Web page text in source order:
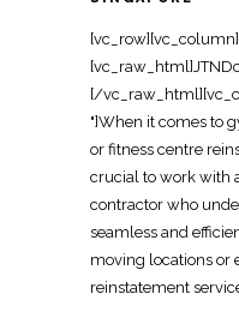
[vc_row][vc_column][vc_raw_html]JTNDc2NyaXB0JTIwdHlwZSUzRCUyMmFwcGxpY2F0aW9uJTJGbGQlMkJqc29uJTIyJTNFJTBBJTdCJTBBJTIwJTIwJTIyJTQwY29udGV4dCUyMiUzQSUyMCUyMmh0dHBzJTNBJTJGJTJGc2NoZW1hLm9yZyUyMiUyQyUwQSUyMCUyMCUyMiU0MGdyYXBoJTIyJTNBJTIwJTVCJTBBJTIwJTIwJTIwJTIwJTdCJTBBJTIwJTIwJTIwJTIwJTIwJTIwJTIyJTQwdHlwZSUyMiUzQSUyMCUyMk9yZ2FuaXphdGlvbiUyMiUyQyUwQSUyMCUyMCUyMCUyMCUyMCUyMCUyMm5hbWUlMjIlM0ElMjAlMjJPZmZpY2UlMjBSZWluc3RhdGVtZW50JTIwU2luZ2Fwb3JlJTIyJTJDJTBBJTIwJTIwJTIwJTIwJTIwJTIwJTIydXJsJTIyJTNBJTIwJTIyaHR0cHMlM0ElMkYlMkZ3d3cub2ZmaWNlcmVpbnN0YXRlbWVudHNpbmdhcG9yZS5jb20lMkYlMjIlMkMlMEElMjAlMjAlMjAlMjAlMjAlMjAlMjJsb2dvJTIyJTNBJTIwJTIyaHR0cHMlM0ElMkYlMkZ3d3cub2ZmaWNlcmVpbnN0YXRlbWVudHNpbmdhcG9yZS5jb20lMkZsb2dvLnBuZyUyMiUyQyUwQSUyMCUyMCUyMCUyMCUyMCUyMCUyMnNhbWVBcyUyMiUzQSUyMCU1QiUwQSUyMCUyMCUyMCUyMCUyMCUyMCUyMCUyMCUyMmh0dHBzJTNBJTJGJTJGd3d3LmZhY2Vib29rLmNvbSUyRk9mZmljZVJlaW5zdGF0ZW1lbnRTaW5nYXBvcmUlMjIlMkMlMEElMjAlMjAlMjAlMjAlMjAlMjAlMjAlMjAlMjJodHRwcyUzQSUyRiUyRnd3dy5saW5rZWRpbi5jb20lMkZjb21wYW55JTJGb2ZmaWNlLXJlaW5zdGF0ZW1lbnQtc2luZ2Fwb3JlJTIyJTBBJTIwJTIwJTIwJTIwJTIwJTIwJTVEJTJDJTBBJTIwJTIwJTIwJTIwJTIwJTIwJTIyY29udGFjdFBvaW50JTIyJTNBJTIwJTVCJTBBJTIwJTIwJTIwJTIwJTIwJTIwJTIwJTIwJTdCJTBBJTIwJTIwJTIwJTIwJTIwJTIwJTIwJTIwJTIwJTIwJTIyJTQwdHlwZSUyMiUzQSUyMCUyMkNvbnRhY3RQb2ludCUyMiUyQyUwQSUyMCUyMCUyMCUyMCUyMCUyMCUyMCUyMCUyMCUyMCUyMnRlbGVwaG9uZSUyMiUzQSUyMCUyMiUyQjY1JTIwNjM2OSUyMDgxMjMlMjIlMkMlMEElMjAlMjAlMjAlMjAlMjAlMjAlMjAlMjAlMjAlMjAlMjJjb250YWN0VHlwZSUyMiUzQSUyMCUyMmN1c3RvbWVyJTIwc2VydmljZSUyMiUyQyUwQSUyMCUyMCUyMCUyMCUyMCUyMCUyMCUyMCUyMCUyMCUyMmFyZWFTZXJ2ZWQlMjIlM0ElMjAlMjJTRyUyMiUyQyUwQSUyMCUyMCUyMCUyMCUyMCUyMCUyMCUyMCUyMCUyMCUyMmF2YWlsYWJsZUxhbmd1YWdlJTIyJTNBJTIwJTIyZW4lMjIlMEElMjAlMjAlMjAlMjAlMjAlMjAlMjAlMjAlN0QlMEElMjAlMjAlMjAlMjAlMjAlMjAlNUQlMEElMjAlMjAlMjAlMjAlN0QlMkMlMEElMjAlMjAlMjAlMjAlN0IlMEElMjAlMjAlMjAlMjAlMjAlMjAlMjIlNDB0eXBlJTIyJTNBJTIwJTIyV2ViU2l0ZSUyMiUyQyUwQSUyMCUyMCUyMCUyMCUyMCUyMCUyMnVybCUyMiUzQSUyMCUyMmh0dHBzJTNBJTJGJTJGd3d3Lm9mZmljZXJlaW5zdGF0ZW1lbnRzaW5nYXBvcmUuY29tJTJGJTIyJTJDJTBBJTIwJTIwJTIwJTIwJTIwJTIwJTIycG90ZW50aWFsQWN0aW9uJTIyJTNBJTIwJTdCJTBBJTIwJTIwJTIwJTIwJTIwJTIwJTIwJTIwJTIyJTQwdHlwZSUyMiUzQSUyMCUyMlNlYXJjaEFjdGlvbiUyMiUyQyUwQSUyMCUyMCUyMCUyMCUyMCUyMCUyMCUyMCUyMnRhcmdldCUyMiUzQSUyMCUyMmh0dHBzJTNBJTJGJTJGd3d3Lm9mZmljZXJlaW5zdGF0ZW1lbnRzaW5nYXBvcmUuY29tJTJGJTNGcyUzRCU3QnNlYXJjaF90ZXJtX3N0cmluZyU3RCUyMiUyQyUwQSUyMCUyMCUyMCUyMCUyMCUyMCUyMCUyMCUyMnF1ZXJ5LWlucHV0JTIyJTNBJTIwJTIycmVxdWlyZWQlMjBuYW1lJTNEc2VhcmNoX3Rlcm1fc3RyaW5nJTIyJTBBJTIwJTIwJTIwJTIwJTIwJTIwJTdEJTBBJTIwJTIwJTIwJTIwJTdEJTJDJTBBJTIwJTIwJTIwJTIwJTdCJTBBJTIwJTIwJTIwJTIwJTIwJTIwJTIyJTQwdHlwZSUyMiUzQSUyMCUyMkxvY2FsQnVzaW5lc3MlMjIlMkMlMEElMjAlMjAlMjAlMjAlMjAlMjAlMjJuYW1lJTIyJTNBJTIwJTIyT2ZmaWNlJTIwUmVpbnN0YXRlbWVudCUyMFNpbmdhcG9yZSUyMENvbnRyYWN0b3IlMjIlMkMlMEElMjAlMjAlMjAlMjAlMjAlMjAlMjJhZGRyZXNzJTIyJTNBJTIwJTdCJTBBJTIwJTIwJTIwJTIwJTIwJTIwJTIwJTIwJTIyJTQwdHlwZSUyMiUzQSUyMCUyMlBvc3RhbEFkZHJlc3MlMjIlMkMlMEElMjAlMjAlMjAlMjAlMjAlMjAlMjAlMjAlMjJzdHJlZXRBZGRyZXNzJTIyJTNBJTIwJTIyOCUyMEFkbWlyYWx0eSUyMFN0cmVldCUyMCUyMzA3JUUyJTgwJTkxMDElMjBBZG1pcmF4JTIyJTJDJTBBJTIwJTIwJTIwJTIwJTIwJTIwJTIwJTIwJTIyYWRkcmVzc0xvY2FsaXR5JTIyJTNBJTIwJTIyU2luZ2Fwb3JlJTIyJTJDJTBBJTIwJTIwJTIwJTIwJTIwJTIwJTIwJTIwJTIycG9zdGFsQ29kZSUyMiUzQSUyMCUyMjc1NzQzOCUyMiUyQyUwQSUyMCUyMCUyMCUyMCUyMCUyMCUyMCUyMCUyMmFkZHJlc3NDb3VudHJ5JTIyJTNBJTIwJTIyU0clMjIlMEElMjAlMjAlMjAlMjAlMjAlMjAlN0QlMkMlMEElMjAlMjAlMjAlMjAlMjAlMjAlMjJ0ZWxlcGhvbmUlMjIlM0ElMjAlMjIlMkI2NSUyMDYzNjklMjA4MTIzJTIyJTJDJTBBJTIwJTIwJTIwJTIwJTIwJTIwJTIydXJsJTIyJTNBJTIwJTIyaHR0cHMlM0ElMkYlMkZ3d3cub2ZmaWNlcmVpbnN0YXRlbWVudHNpbmdhcG9yZS5jb20lMkZneW0tZml0bmVzcy1jZW50cmUtcmVpbnN0YXRlbWVudC1zaW5nYXBvcmUtY29udHJhY3RvciUyRiUyMiUyQyUwQSUyMCUyMCUyMCUyMCUyMCUyMCUyMmRlc2NyaXB0aW9uJTIyJTNBJTIwJTIyU3BlY2lhbGlzdCUyMGNvbnRyYWN0b3IlMjBmb3IlMjBneW0lMjByZWluc3RhdGVtZW50JTIwYW5kJTIwZml0bmVzcyUyMGNlbnRyZSUyMHJlaW5zdGF0ZW1lbnQlMjBpbiUyMFNpbmdhcG9yZSUyQyUyMHJlc3RvcmluZyUyMHdvcmtvdXQlMjBzcGFjZXMlMjBhbmQlMjBmaXRuZXNzJTIwcHJlbWlzZXMlMjB0byUyMHRoZWlyJTIwb3JpZ2luYWwlMjBjb25kaXRpb24lMjBmb3IlMjBsZWFzZSUyMGhhbmRvdmVyLiUyMiUyQyUwQSUyMCUyMCUyMCUyMCUyMCUyMCUyMm9wZW5pbmdIb3Vyc1NwZWNpZmljYXRpb24lMjIlM0ElMjAlNUIlMEElMjAlMjAlMjAlMjAlMjAlMjAlMjAlMjAlN0IlMEElMjAlMjAlMjAlMjAlMjAlMjAlMjAlMjAlMjAlMjAlMjIlNDB0eXBlJTIyJTNBJTIwJTIyT3BlbmluZ0hvdXJzU3BlY2lmaWNhdGlvbiUyMiUyQyUwQSUyMCUyMCUyMCUyMCUyMCUyMCUyMCUyMCUyMCUyMCUyMmRheU9mV2VlayUyMiUzQSUyMCU1QiUyMk1vbmRheSUyMiUyQyUyMlR1ZXNkYXklMjIlMkMlMjJXZWRuZXNkYXklMjIlMkMlMjJUaHVyc2RheSUyMiUyQyUyMkZyaWRheSUyMiU1RCUyQyUwQSUyMCUyMCUyMCUyMCUyMCUyMCUyMCUyMCUyMCUyMCUyMm9wZW5zJTIyJTNBJTIwJTIyMDklM0EwMCUyMiUyQyUwQSUyMCUyMCUyMCUyMCUyMCUyMCUyMCUyMCUyMCUyMCUyMmNsb3NlcyUyMiUzQSUyMCUyMjE4JTNBMDAlMjIlMEElMjAlMjAlMjAlMjAlMjAlMjAlMjAlMjAlN0QlMkMlMEElMjAlMjAlMjAlMjAlMjAlMjAlMjAlMjAlN0IlMEElMjAlMjAlMjAlMjAlMjAlMjAlMjAlMjAlMjAlMjAlMjIlNDB0eXBlJTIyJTNBJTIwJTIyT3BlbmluZ0hvdXJzU3BlY2lmaWNhdGlvbiUyMiUyQyUwQSUyMCUyMCUyMCUyMCUyMCUyMCUyMCUyMCUyMCUyMCUyMmRheU9mV2VlayUyMiUzQSUyMCUyMlNhdHVyZGF5JTIyJTJDJTBBJTIwJTIwJTIwJTIwJTIwJTIwJTIwJTIwJTIwJTIwJTIyb3BlbnMlMjIlM0ElMjAlMjIwOSUzQTAwJTIyJTJDJTBBJTIwJTIwJTIwJTIwJTIwJTIwJTIwJTIwJTIwJTIwJTIyY2xvc2VzJTIyJTNBJTIwJTIyMTIlM0EwMCUyMiUwQSUyMCUyMCUyMCUyMCUyMCUyMCUyMCUyMCU3RCUwQSUyMCUyMCUyMCUyMCUyMCUyMCU1RCUyQyUwQSUyMCUyMCUyMCUyMCUyMCUyMCUyMmltYWdlJTIyJTNBJTIwJTVCJTBBJTIwJTIwJTIwJTIwJTIwJTIwJTIwJTIwJTIyaHR0cHMlM0ElMkYlMkZ3d3cub2ZmaWNlcmVpbnN0YXRlbWVudHNpbmdhcG9yZS5jb20lMkZpbWFnZXMlMkZneW0tcmVpbnN0YXRlbWVudC0xLmpwZyUyMiUyQyUwQSUyMCUyMCUyMCUyMCUyMCUyMCUyMCUyMCUyMmh0dHBzJTNBJTJGJTJGd3d3Lm9mZmljZXJlaW5zdGF0ZW1lbnRzaW5nYXBvcmUuY29tJTJGaW1hZ2VzJTJGZ3ltLXJlaW5zdGF0ZW1lbnQtMi5qcGclMjIlMEElMjAlMjAlMjAlMjAlMjAlMjAlNUQlMkMlMEElMjAlMjAlMjAlMjAlMjAlMjAlMjJhZ2dyZWdhdGVSYXRpbmclMjIlM0ElMjAlN0IlMEElMjAlMjAlMjAlMjAlMjAlMjAlMjAlMjAlMjIlNDB0eXBlJTIyJTNBJTIwJTIyQWdncmVnYXRlUmF0aW5nJTIyJTJDJTBBJTIwJTIwJTIwJTIwJTIwJTIwJTIwJTIwJTIycmF0aW5nVmFsdWUlMjIlM0ElMjAlMjI0LjklMjIlMkMlMEElMjAlMjAlMjAlMjAlMjAlMjAlMjAlMjAlMjJyZXZpZXdDb3VudCUyMiUzQSUyMCUyMjQ1JTIyJTBBJTIwJTIwJTIwJTIwJTIwJTIwJTdEJTJDJTBBJTIwJTIwJTIwJTIwJTIwJTIwJTIycHJpY2VSYW5nZSUyMiUzQSUyMCUyMkNvbnRhY3QlMjBmb3IlMjBxdW90ZSUyMiUwQSUyMCUyMCUyMCUyMCU3RCUyQyUwQSUyMCUyMCUyMCUyMCU3QiUwQSUyMCUyMCUyMCUyMCUyMCUyMCUyMiU0MHR5cGUlMjIlM0ElMjAlMjJTZXJ2aWNlJTIyJTJDJTBBJTIwJTIwJTIwJTIwJTIwJTIwJTIyc2VydmljZVR5cGUlMjIlM0ElMjAlMjJHeW0lMjBSZWluc3RhdGVtZW50JTIyJTJDJTBBJTIwJTIwJTIwJTIwJTIwJTIwJTIycHJvdmlkZXIlMjIlM0ElMjAlN0IlMEElMjAlMjAlMjAlMjAlMjAlMjAlMjAlMjAlMjIlNDB0eXBlJTIyJTNBJTIwJTIyTG9jYWxCdXNpbmVzcyUyMiUyQyUwQSUyMCUyMCUyMCUyMCUyMCUyMCUyMCUyMCUyMm5hbWUlMjIlM0ElMjAlMjJPZmZpY2UlMjBSZWluc3RhdGVtZW50JTIwU2luZ2Fwb3JlJTIwQ29udHJhY3RvciUyMiUyQyUwQSUyMCUyMCUyMCUyMCUyMCUyMCUyMCUyMCUyMnVybCUyMiUzQSUyMCUyMmh0dHBzJTNBJTJGJTJGd3d3Lm9mZmljZXJlaW5zdGF0ZW1lbnRzaW5nYXBvcmUuY29tJTJGZ3ltLWZpdG5lc3MtY2VudHJlLXJlaW5zdGF0ZW1lbnQtc2luZ2Fwb3JlLWNvbnRyYWN0b3IlMkYlMjIlMEElMjAlMjAlMjAlMjAlMjAlMjAlN0QlMkMlMEElMjAlMjAlMjAlMjAlMjAlMjAlMjJhcmVhU2VydmVkJTIyJTNBJTIwJTdCJTBBJTIwJTIwJTIwJTIwJTIwJTIwJTIwJTIwJTIyJTQwdHlwZSUyMiUzQSUyMCUyMkNvdW50cnklMjIlMkMlMEElMjAlMjAlMjAlMjAlMjAlMjAlMjAlMjAlMjJuYW1lJTIyJTNBJTIwJTIyU2luZ2Fwb3JlJTIyJTBBJTIwJTIwJTIwJTIwJTIwJTIwJTdEJTJDJTBBJTIwJTIwJTIwJTIwJTIwJTIwJTIya2V5d29yZHMlMjIlM0ElMjAlNUIlMEElMjAlMjAlMjAlMjAlMjAlMjAlMjAlMjAlMjJneW0lMjByZWluc3RhdGVtZW50JTIyJTJDJTBBJTIwJTIwJTIwJTIwJTIwJTIwJTIwJTIwJTIyZml0bmVzcyUyMGNlbnRyZSUyMHJlaW5zdGF0ZW1lbnQlMjBTaW5nYXBvcmUlMjIlMkMlMEElMjAlMjAlMjAlMjAlMjAlMjAlMjAlMjAlMjJmaXRuZXNzJTIwZ3ltJTIwbWFrZSVFMiU4MCU5MWdvb2QlMjBTaW5nYXBvcmUlMjIlMkMlMEElMjAlMjAlMjAlMjAlMjAlMjAlMjAlMjAlMjJ3b3Jrb3V0JTIwc3BhY2UlMjByZWluc3RhdGVtZW50JTIwU2luZ2Fwb3JlJTIyJTJDJTBBJTIwJTIwJTIwJTIwJTIwJTIwJTIwJTIwJTIyY29tbWVyY2lhbCUyMGd5bSUyMHJlaW5zdGF0ZW1lbnQlMjBTaW5nYXBvcmUlMjIlMEElMjAlMjAlMjAlMjAlMjAlMjAlNUQlMkMlMEElMjAlMjAlMjAlMjAlMjAlMjAlMjJkZXNjcmlwdGlvbiUyMiUzQSUyMCUyMlByb2Zlc3Npb25hbCUyMGd5bSUyMHJlaW5zdGF0ZW1lbnQlMjBzZXJ2aWNlcyUyMGluJTIwU2luZ2Fwb3JlJTJDJTIwaW5jbHVkaW5nJTIwZGlzbWFudGxpbmclMjBneW0lMjBmbG9vcmluZyUyMGFuZCUyMGZpeHR1cmVzJTJDJTIwcmVtb3ZpbmclMjBwYXJ0aXRpb25zJTJDJTIwcmVzdG9yaW5nJTIwd2FsbHMlMjBhbmQlMjBjZWlsaW5ncyUyQyUyMHJld2lyaW5nJTJDJTIwYW5kJTIwcHJlcGFyaW5nJTIwdGhlJTIwZml0bmVzcyUyMHNwYWNlJTIwZm9yJTIwaGFuZG92ZXIuJTIyJTBBJTIwJTIwJTIwJTIwJTdEJTJDJTBBJTIwJTIwJTIwJTIwJTdCJTBBJTIwJTIwJTIwJTIwJTIwJTIwJTIyJTQwdHlwZSUyMiUzQSUyMCUyMlByb2R1Y3QlMjIlMkMlMEElMjAlMjAlMjAlMjAlMjAlMjAlMjJuYW1lJTIyJTNBJTIwJTIyR3ltJTIwUmVpbnN0YXRlbWVudCUyMFNlcnZpY2UlMjBQYWNrYWdlJTIyJTJDJTBBJTIwJTIwJTIwJTIwJTIwJTIwJTIyZGVzY3JpcHRpb24lMjIlM0ElMjAlMjJUdXJua2V5JTIwcmVpbnN0YXRlbWVudCUyMHNvbHV0aW9uJTIwZm9yJTIwZ3ltcyUyMGFuZCUyMGZpdG5lc3MlMjBjZW50cmVzJTIwaW4lMjBTaW5nYXBvcmUlMjAlRTIlODAlOTQlMjByZXN0b3JpbmclMjB3b3Jrb3V0JTIwcHJlbWlzZXMlMjB0byUyMGl0cyUyMG9yaWdpbmFsJTIwc3RhdGUlMjBmb3IlMjBsYW5kbG9yZC1jb21wbGlhbnQlMjBoYW5kb3Zlci4lMjIlMkMlMEElMjAlMjAlMjAlMjAlMjAlMjAlMjJicmFuZCUyMiUzQSUyMCU3QiUwQSUyMCUyMCUyMCUyMCUyMCUyMCUyMCUyMCUyMiU0MHR5cGUlMjIlM0ElMjAlMjJPcmdhbml6YXRpb24lMjIlMkMlMEElMjAlMjAlMjAlMjAlMjAlMjAlMjAlMjAlMjJuYW1lJTIyJTNBJTIwJTIyT2ZmaWNlJTIwUmVpbnN0YXRlbWVudCUyMFNpbmdhcG9yZSUyMiUwQSUyMCUyMCUyMCUyMCUyMCUyMCU3RCUyQyUwQSUyMCUyMCUyMCUyMCUyMCUyMCUyMm9mZmVycyUyMiUzQSUyMCU3QiUwQSUyMCUyMCUyMCUyMCUyMCUyMCUyMCUyMCUyMiU0MHR5cGUlMjIlM0ElMjAlMjJPZmZlciUyMiUyQyUwQSUyMCUyMCUyMCUyMCUyMCUyMCUyMCUyMCUyMnVybCUyMiUzQSUyMCUyMmh0dHBzJTNBJTJGJTJGd3d3Lm9mZmljZXJlaW5zdGF0ZW1lbnRzaW5nYXBvcmUuY29tJTJGZ3ltLWZpdG5lc3MtY2VudHJlLXJlaW5zdGF0ZW1lbnQtc2luZ2Fwb3JlLWNvbnRyYWN0b3IlMkYlMjIlMkMlMEElMjAlMjAlMjAlMjAlMjAlMjAlMjAlMjAlMjJwcmljZUN1cnJlbmN5JTIyJTNBJTIwJTIyU0dEJTIyJTJDJTBBJTIwJTIwJTIwJTIwJTIwJTIwJTIwJTIwJTIyYXZhaWxhYmlsaXR5JTIyJTNBJTIwJTIyaHR0cHMlM0ElMkYlMkZzY2hlbWEub3JnJTJGSW5TdG9jayUyMiUyQyUwQSUyMCUyMCUyMCUyMCUyMCUyMCUyMCUyMCUyMnByaWNlJTIyJTNBJTIwJTIyQ29udGFjdCUyMGZvciUyMHF1b3RlJTIyJTBBJTIwJTIwJTIwJTIwJTIwJTIwJTdEJTJDJTBBJTIwJTIwJTIwJTIwJTIwJTIwJTIyYWdncmVnYXRlUmF0aW5nJTIyJTNBJTIwJTdCJTBBJTIwJTIwJTIwJTIwJTIwJTIwJTIwJTIwJTIyJTQwdHlwZSUyMiUzQSUyMCUyMkFnZ3JlZ2F0ZVJhdGluZyUyMiUyQyUwQSUyMCUyMCUyMCUyMCUyMCUyMCUyMCUyMCUyMnJhdGluZ1ZhbHVlJTIyJTNBJTIwJTIyNC45JTIyJTJDJTBBJTIwJTIwJTIwJTIwJTIwJTIwJTIwJTIwJTIycmV2aWV3Q291bnQlMjIlM0ElMjAlMjI0NSUyMiUwQSUyMCUyMCUyMCUyMCUyMCUyMCU3RCUwQSUyMCUyMCUy